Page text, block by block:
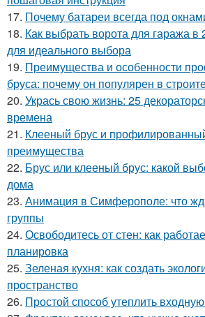
17. Почему батареи всегда под
18. Как выбрать ворота для гаража в
для идеального выбора
19. Преимущества и особенности
бруса: почему он популярен в
20. Укрась свою жизнь: 25
времена
21. Клееный брус и
преимущества
22. Брус или клееный брус: какой
дома
23. Анимация в Симферополе: что
группы
24. Освободитесь от стен: как
планировка
25. Зеленая кухня: как создать
пространство
26. Простой способ утеплить